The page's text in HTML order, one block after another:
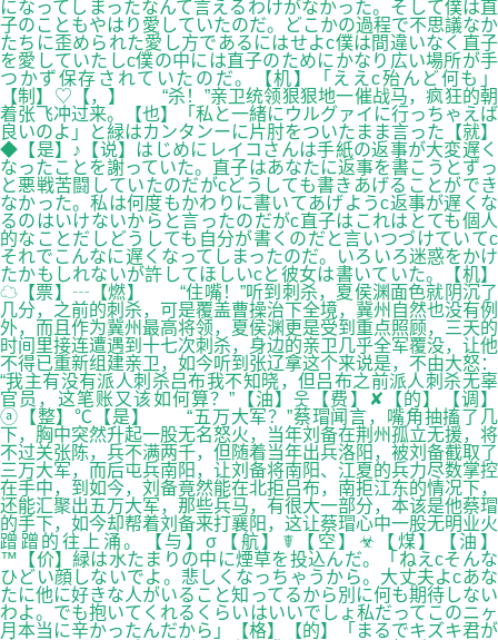
になってしまったなんて言えるわけがなかった。そして僕は直
子のこともやはり愛していたのだ。どこかの過程で不思議なか
たちに歪められた愛し方であるにはせよc僕は間違いなく直子
を愛していたしc僕の中には直子のためにかなり広い場所が手
つかず保存されていたのだ。【机】「ええc殆んど何も」
【制】♡【，】 “杀！”亲卫统领狠狠地一催战马，疯狂的朝
着张飞冲过来。【也】「私と一緒にウルグァイに行っちゃえば
良いのよ」と緑はカンタンーに片肘をついたまま言った【就】
◆【是】♪【说】はじめにレイコさんは手紙の返事が大変遅く
なったことを謝っていた。直子はあなたに返事を書こうとずっ
と悪戦苦闘していたのだがcどうしても書きあげることができ
なかった。私は何度もかわりに書いてあげようc返事が遅くな
るのはいけないからと言ったのだがc直子はこれはとても個人
的なことだしどうしても自分が書くのだと言いつづけていてc
それでこんなに遅くなってしまったのだ。いろいろ迷惑をかけ
たかもしれないが許してほしいcと彼女は書いていた。【机】
☁【票】┄【燃】 “住嘴！”听到刺杀，夏侯渊面色就阴沉了
几分，之前的刺杀，可是覆盖曹操治下全境，冀州自然也没有例
外，而且作为冀州最高将领，夏侯渊更是受到重点照顾，三天的
时间里接连遭遇到十七次刺杀，身边的亲卫几乎全军覆没，让他
不得已重新组建亲卫，如今听到张辽拿这个来说是，不由大怒：
“我主有没有派人刺杀吕布我不知晓，但吕布之前派人刺杀无辜
官员，这笔账又该如何算？”【油】웃【费】✘【的】【调】
ⓐ【整】℃【是】 “五万大军？”蔡瑁闻言，嘴角抽搐了几
下，胸中突然升起一股无名怒火，当年刘备在荆州孤立无援，将
不过关张陈，兵不满两千，但随着当年出兵洛阳，被刘备截取了
三万大军，而后屯兵南阳，让刘备将南阳、江夏的兵力尽数掌控
在手中，到如今，刘备竟然能在北拒吕布，南拒江东的情况下，
还能汇聚出五万大军，那些兵马，有很大一部分，本该是他蔡瑁
的手下，如今却帮着刘备来打襄阳，这让蔡瑁心中一股无明业火
蹭蹭的往上涌。【与】σ【航】☤【空】☣【煤】【油】
™【价】緑は水たまりの中に煙草を投込んだ。「ねえcそんな
ひどい顔しないでよ。悲しくなっちゃうから。大丈夫よcあな
たに他に好きな人がいること知ってるから別に何も期待しない
わよ。でも抱いてくれるくらいはいいでしょ私だってこのニヶ
月本当に辛かったんだから」【格】【的】「まるでキズキ君が